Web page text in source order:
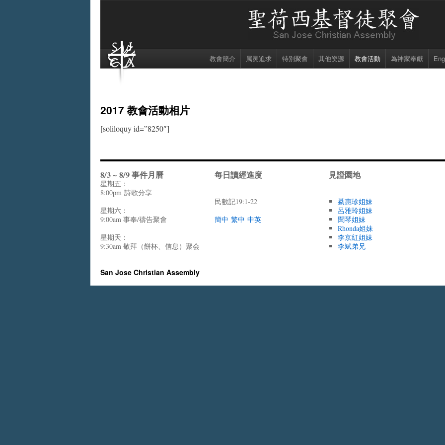
教會簡介 属灵追求 特別聚會 其他资源 教會活動 為神家奉獻
2017 教會活動相片
[soliloquy id=”8250″]
8/3 ~ 8/9 事件月曆
星期五：
8:00pm 詩歌分享
星期六：
9:00am 事奉/禱告聚會
星期天：
9:30am 敬拜（餅杯、信息）聚会
每日讀經進度
民數記19:1-22
簡中 繁中 中英
見證園地
綦惠珍姐妹
呂雅玲姐妹
聞琴姐妹
Rhonda姐妹
李京紅姐妹
李斌弟兄
San Jose Christian Assembly